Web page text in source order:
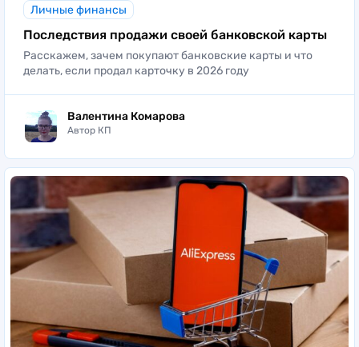
Личные финансы
Последствия продажи своей банковской карты
Расскажем, зачем покупают банковские карты и что
делать, если продал карточку в 2026 году
Валентина Комарова
Автор КП